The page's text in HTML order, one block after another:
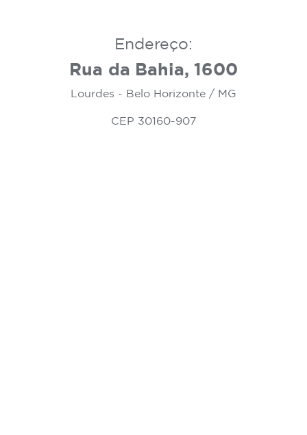
Endereço:
Rua da Bahia, 1600
Lourdes - Belo Horizonte / MG
CEP 30160-907